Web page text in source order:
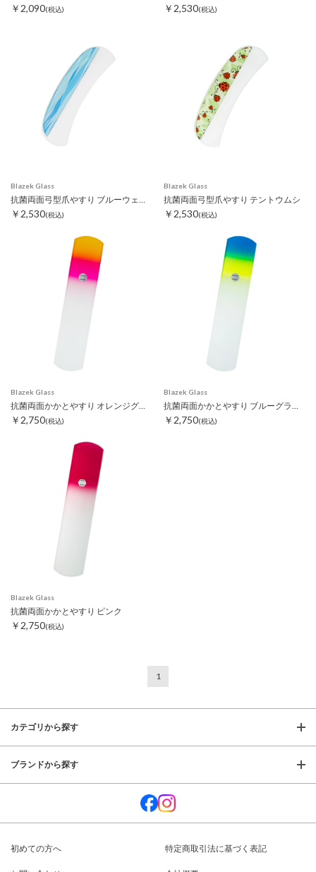
￥2,090(税込) ￥2,530(税込)
Blazek Glass
抗菌両面弓型爪やすり ブルーウェーブ
￥2,530(税込)
Blazek Glass
抗菌両面弓型爪やすり テントウムシ
￥2,530(税込)
Blazek Glass
￥2,750(税込)
Blazek Glass
￥2,750(税込)
Blazek Glass
抗菌両面かかとやすり ピンク
￥2,750(税込)
1
カテゴリから探す
ブランドから探す
初めての方へ 特定商取引法に基づく表記